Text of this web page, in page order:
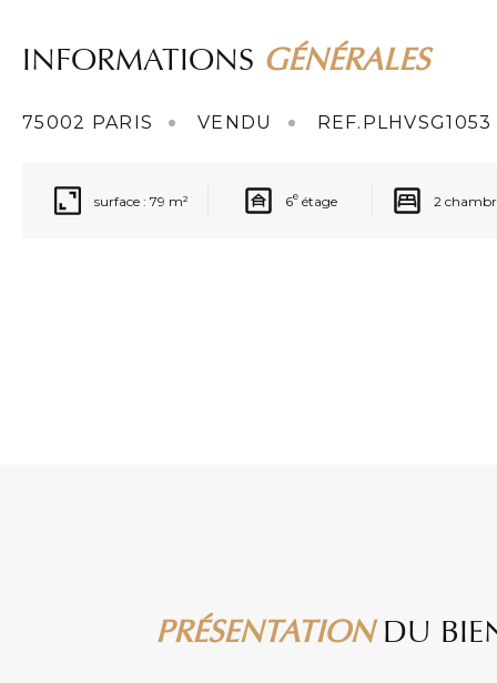
INFORMATIONS GÉNÉRALES
75002 PARIS VENDU REF.PLHVSG1053
surface : 79 m² 6e étage 2
PRÉSENTATIONDU